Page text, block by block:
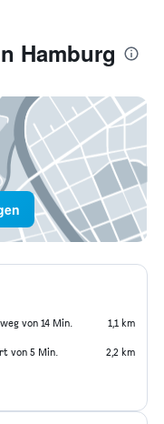
Hamburg
von 14 Min. 1,1 km
von 5 Min. 2,2 km